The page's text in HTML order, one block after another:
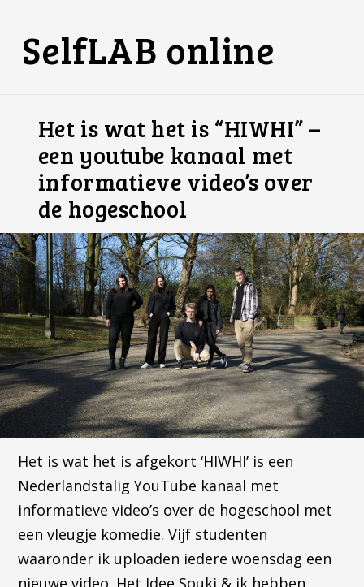
SelfLAB online
Het is wat het is “HIWHI” –
een youtube kanaal met
informatieve video’s over
de hogeschool
Het is wat het is afgekort ‘HIWHI’ is een
Nederlandstalig YouTube kanaal met
informatieve video’s over de hogeschool met
een vleugje komedie. Vijf studenten
waaronder ik uploaden iedere woensdag een
nieuwe video. Het Idee Souki & ik hebben